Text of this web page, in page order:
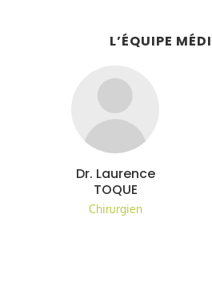
L’ÉQUIPE
Dr. Laurence
TOQUE
Chirurgien